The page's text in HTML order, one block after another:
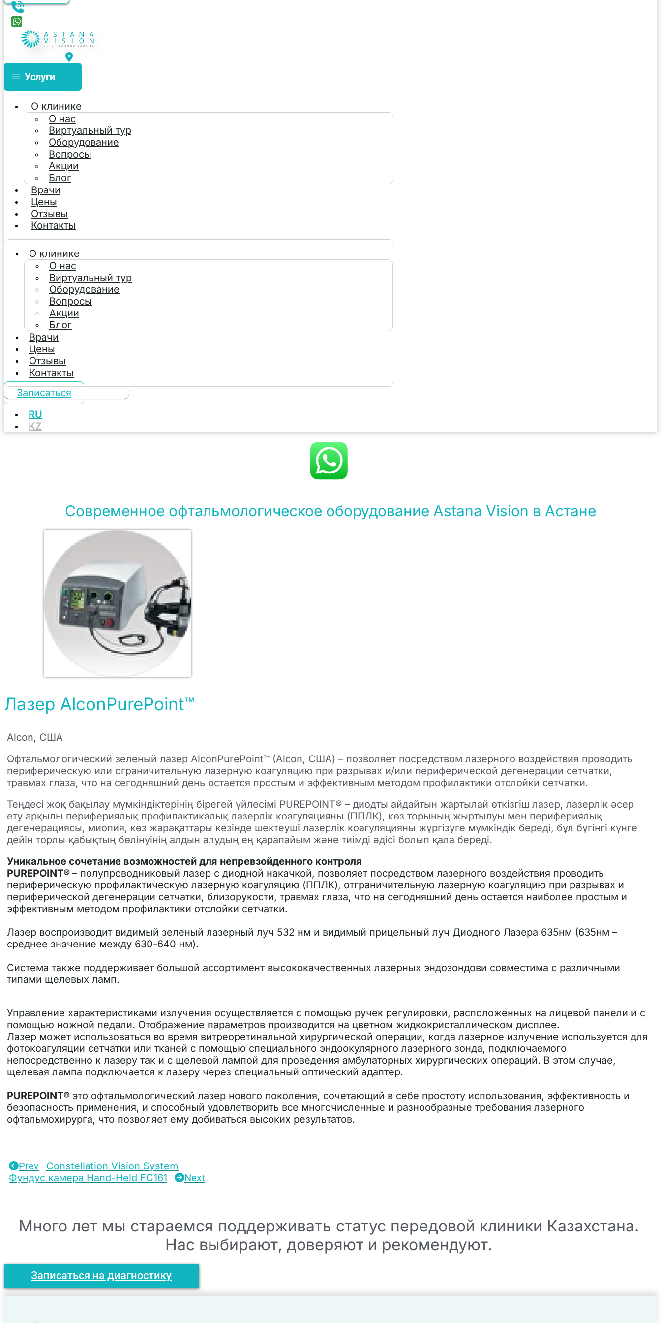
Услуги
О клинике
О нас
Виртуальный тур
Оборудование
Вопросы
Акции
Блог
Врачи
Цены
Отзывы
Контакты
О клинике
О нас
Виртуальный тур
Оборудование
Вопросы
Акции
Блог
Врачи
Цены
Отзывы
Контакты
Записаться
RU
KZ
Современное офтальмологическое оборудование Astana Vision в Астане
Лазер AlconPurePoint™
Alcon, США
Офтальмологический зеленый лазер AlconPurePoint™ (Alcon, США) – позволяет посредством лазерного воздействия проводить
периферическую или ограничительную лазерную коагуляцию при разрывах и/или периферической дегенерации сетчатки,
травмах глаза, что на сегодняшний день остается простым и эффективным методом профилактики отслойки сетчатки.
Теңдесі жоқ бақылау мүмкіндіктерінің бірегей үйлесімі PUREPOINT® – диодты айдайтын жартылай өткізгіш лазер, лазерлік әсер
ету арқылы перифериялық профилактикалық лазерлік коагуляцияны (ППЛК), көз торының жыртылуы мен перифериялық
дегенерациясы, миопия, көз жарақаттары кезінде шектеуші лазерлік коагуляцияны жүргізуге мүмкіндік береді, бұл бүгінгі күнге
дейін торлы қабықтың бөлінуінің алдын алудың ең қарапайым және тиімді әдісі болып қала береді.
Уникальное сочетание возможностей для непревзойденного контроля
PUREPOINT® – полупроводниковый лазер с диодной накачкой, позволяет посредством лазерного воздействия проводить
периферическую профилактическую лазерную коагуляцию (ППЛК), отграничительную лазерную коагуляцию при разрывах и
периферической дегенерации сетчатки, близорукости, травмах глаза, что на сегодняшний день остается наиболее простым и
эффективным методом профилактики отслойки сетчатки.
Лазер воспроизводит видимый зеленый лазерный луч 532 нм и видимый прицельный луч Диодного Лазера 635нм (635нм –
среднее значение между 630-640 нм).
Система также поддерживает большой ассортимент высококачественных лазерных эндозондови совместима с различными
типами щелевых ламп.
Управление характеристиками излучения осуществляется с помощью ручек регулировки, расположенных на лицевой панели и с
помощью ножной педали. Отображение параметров производится на цветном жидкокристаллическом дисплее.
Лазер может использоваться во время витреоретинальной хирургической операции, когда лазерное излучение используется для
фотокоагуляции сетчатки или тканей с помощью специального эндоокулярного лазерного зонда, подключаемого
непосредственно к лазеру так и с щелевой лампой для проведения амбулаторных хирургических операций. В этом случае,
щелевая лампа подключается к лазеру через специальный оптический адаптер.
PUREPOINT® это офтальмологический лазер нового поколения, сочетающий в себе простоту использования, эффективность и
безопасность применения, и способный удовлетворить все многочисленные и разнообразные требования лазерного
офтальмохирурга, что позволяет ему добиваться высоких результатов.
Prev
Constellation Vision System
Фундус камера Hand-Held FC161
Next
Много лет мы стараемся поддерживать статус передовой клиники Казахстана.
Нас выбирают, доверяют и рекомендуют.
Записаться на диагностику